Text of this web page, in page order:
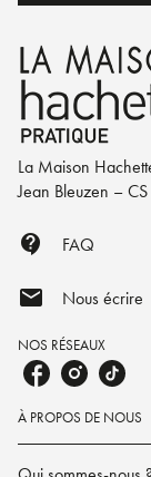
La Maison
Jean Bleuzen –
contact_support FAQ
mail Nous écrire
NOS RÉSEAUX
À PROPOS DE NOUS